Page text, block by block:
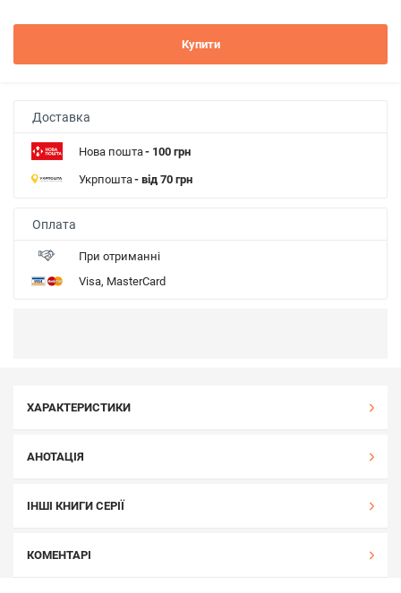
Купити
Доставка
Нова пошта- 100 грн
Укрпошта- від 70 грн
Оплата
При отриманні
Visa, MasterCard
ХАРАКТЕРИСТИКИ
АНОТАЦІЯ
ІНШІ КНИГИ СЕРІЇ
КОМЕНТАРІ